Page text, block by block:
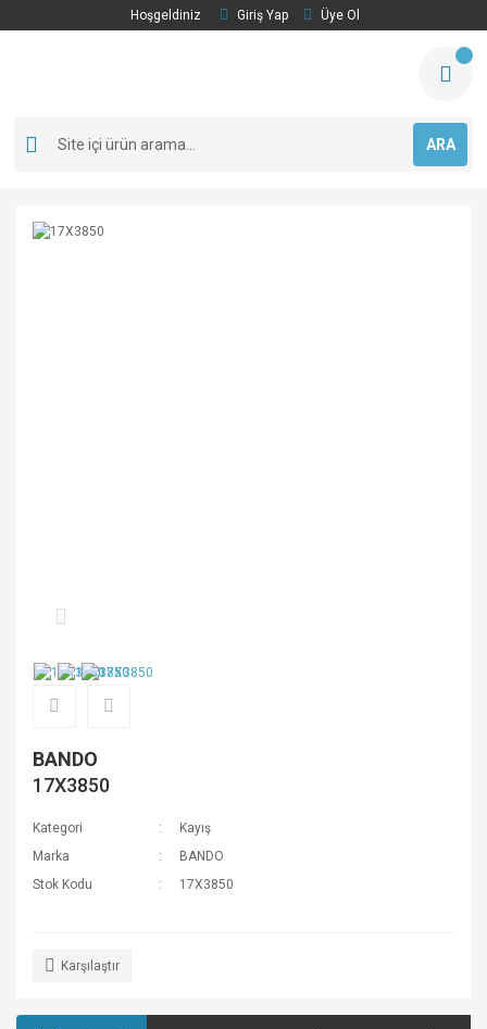
Hoşgeldiniz Giriş Yap Üye Ol
ARA
BANDO
17X3850
Kategori
Kayış
Marka
BANDO
Stok Kodu
17X3850
Karşılaştır